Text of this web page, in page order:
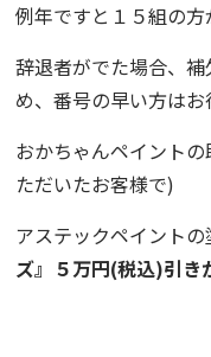
例年ですと１５組の方
辞退者がでた場合、
め、番号の早い方はお
おかちゃんペイント
ただいたお客様で)
アステックペイントの
ズ』 ５万円(税込)引き